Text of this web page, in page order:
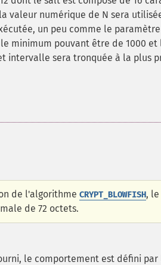
valeur numérique de N sera
un peu comme le
minimum pouvant être de 1000 et
intervalle sera tronquée à la plus
de l'algorithme CRYPT_BLOWFISH,
de 72 octets.
le comportement est défini